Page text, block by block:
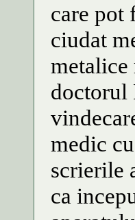
care pot
ciudat
doctorul
medic
scrierile
ca